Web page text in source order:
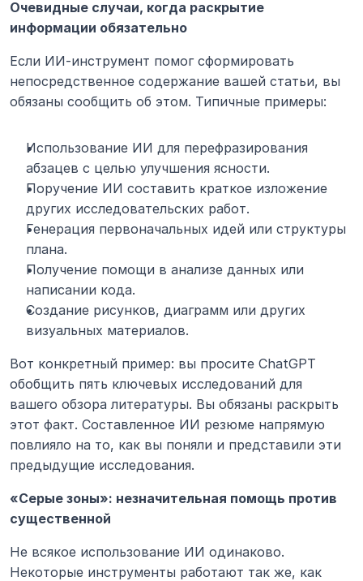
Очевидные случаи, когда раскрытие
информации обязательно
Если ИИ-инструмент помог сформировать
непосредственное содержание вашей статьи, вы
обязаны сообщить об этом. Типичные примеры:
Использование ИИ для перефразирования
абзацев с целью улучшения ясности.
Поручение ИИ составить краткое изложение
других исследовательских работ.
Генерация первоначальных идей или структуры
плана.
Получение помощи в анализе данных или
написании кода.
Создание рисунков, диаграмм или других
визуальных материалов.
Вот конкретный пример: вы просите ChatGPT
обобщить пять ключевых исследований для
вашего обзора литературы. Вы обязаны раскрыть
этот факт. Составленное ИИ резюме напрямую
повлияло на то, как вы поняли и представили эти
предыдущие исследования.
«Серые зоны»: незначительная помощь против
существенной
Не всякое использование ИИ одинаково.
Некоторые инструменты работают так же, как